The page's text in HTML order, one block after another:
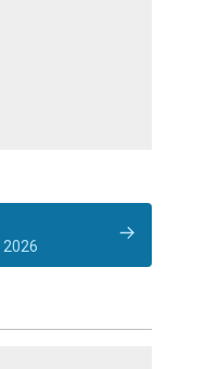
2026